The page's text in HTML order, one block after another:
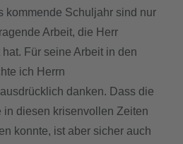
kommende Schuljahr sind nur
Arbeit, die Herr
Für seine Arbeit in den
ich Herrn
danken. Dass die
diesen krisenvollen Zeiten
konnte, ist aber sicher auch